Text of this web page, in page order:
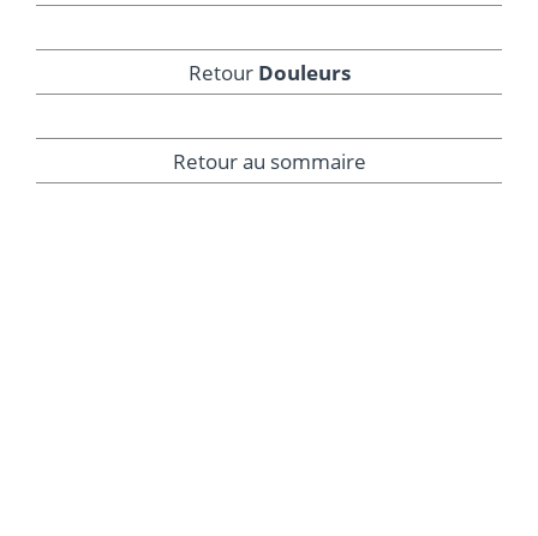
Retour Douleurs
Retour au sommaire